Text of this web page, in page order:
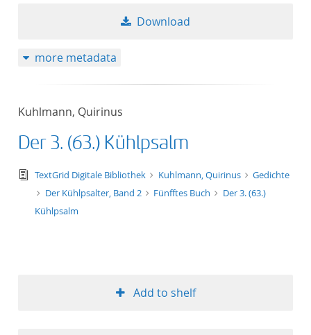
Download
more metadata
Kuhlmann, Quirinus
Der 3. (63.) Kühlpsalm
text/tg.edition+tg.aggregation+xml
TextGrid Digitale Bibliothek Kuhlmann, Quirinus
Gedichte
Der Kühlpsalter, Band 2
Fünfftes Buch
Der 3. (63.)
Kühlpsalm
Add to shelf